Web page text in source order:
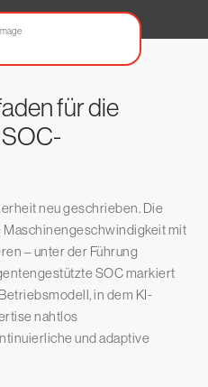
für die
neu geschrieben. Die
Maschinengeschwindigkeit mit
– unter der Führung
SOC markiert
in dem KI-
nahtlos
und adaptive